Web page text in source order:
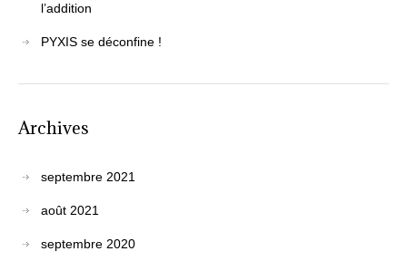
l’addition
PYXIS se déconfine !
Archives
septembre 2021
août 2021
septembre 2020